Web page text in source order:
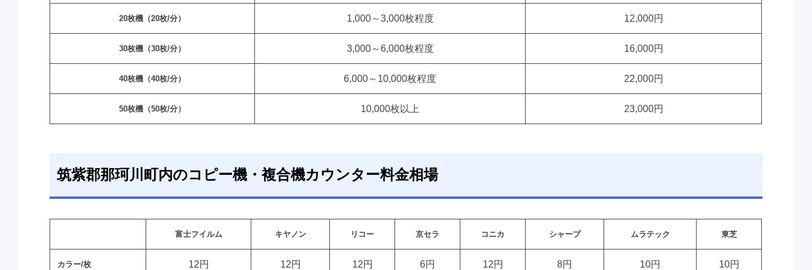
20枚機（20枚/分） 1,000～3,000枚程度 12,000円
30枚機（30枚/分） 3,000～6,000枚程度 16,000円
40枚機（40枚/分） 6,000～10,000枚程度 22,000円
50枚機（50枚/分） 10,000枚以上 23,000円
筑紫郡那珂川町内のコピー機・複合機カウンター料金相場
富士フイルム キヤノン リコー 京セラ コニカ シャープ ムラテック 東芝
カラー/枚 12円 12円 12円 6円 12円 8円 10円 10円